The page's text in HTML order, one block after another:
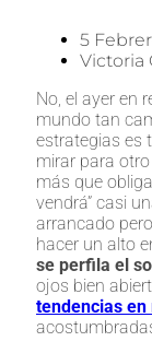
5
Victoria
No, el ayer en
mundo tan
estrategias es
mirar para
más que
vendrá” casi
arrancado
hacer un alto
se perfila el
ojos bien
tendencias